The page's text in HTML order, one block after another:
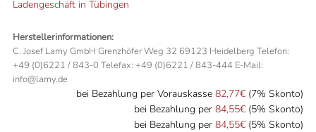
Ladengeschäft in Tübingen
Herstellerinformationen:
C. Josef Lamy GmbH Grenzhöfer Weg 32 69123 Heidelberg Telefon:
+49 (0)6221 / 843-0 Telefax: +49 (0)6221 / 843-444 E-Mail:
info@lamy.de
bei Bezahlung per Vorauskasse82,77€ (7% Skonto)
bei Bezahlung per84,55€ (5% Skonto)
bei Bezahlung per84,55€ (5% Skonto)